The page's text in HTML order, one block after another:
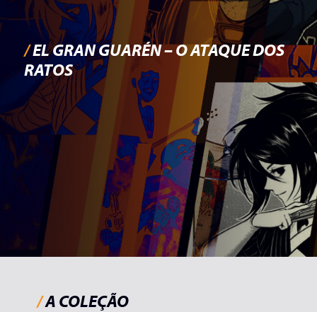
/EL GRAN GUARÉN – O ATAQUE DOS
RATOS
/A COLEÇÃO